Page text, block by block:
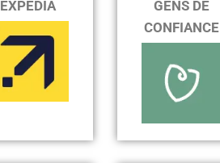
EXPEDIA
GENS DE
CONFIANCE